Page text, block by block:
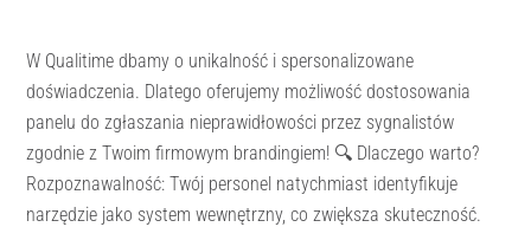
W Qualitime dbamy o unikalność i spersonalizowane
doświadczenia. Dlatego oferujemy możliwość dostosowania
panelu do zgłaszania nieprawidłowości przez sygnalistów
zgodnie z Twoim firmowym brandingiem! 🔍 Dlaczego warto?
Rozpoznawalność: Twój personel natychmiast identyfikuje
narzędzie jako system wewnętrzny, co zwiększa skuteczność.